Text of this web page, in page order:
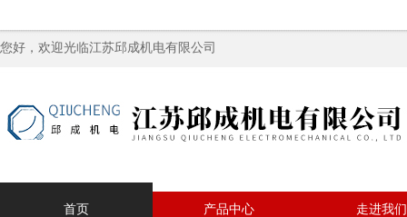
您好，欢迎光临江苏邱成机电有限公司
首页 产品中心 走进我们